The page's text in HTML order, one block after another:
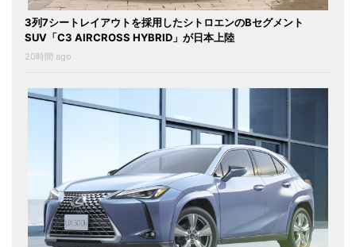
3列7シートレイアウトを採用したシトロエンのBセグメント
SUV「C3 AIRCROSS HYBRID」が日本上陸
20時間 ago